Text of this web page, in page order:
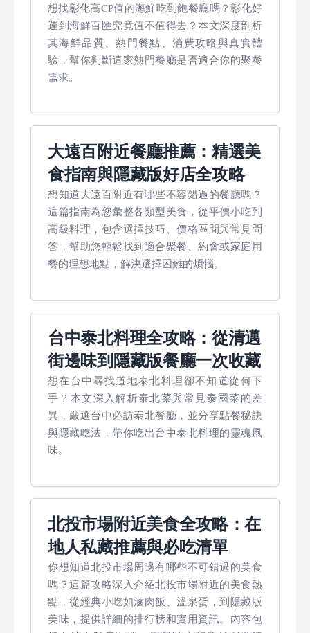
想找彰化高CP值的海鮮吃到飽餐廳嗎？彰化好
運到海鮮百匯究竟值不值得去？本文深度剖析
其海鮮品質、熱門餐點、消費攻略與真實體
驗，幫你判斷這家熱門餐廳是否適合你的聚餐
需求。
大遠百附近餐廳推薦：精選美
食指南與隱藏版好店全攻略
想知道大遠百附近有哪些不容錯過的餐廳嗎？
這篇指南為您彙整各類型美食，從平價小吃到
高級料理，包含選擇技巧、價格區間與常見問
答，幫助您輕鬆找到適合聚餐、約會或家庭用
餐的理想地點，解決選擇困難的煩惱。
台中泰北料理全攻略：從清邁
街邊味到隱藏版餐廳一次收藏
想在台中尋找道地泰北料理卻不知道從何下
手？本文深入解析泰北菜與常見泰國菜的差
異，嚴選台中必訪泰北餐廳，並分享點餐秘訣
與隱藏吃法，帶你吃出台中泰北料理的靈魂風
味。
北投市場附近美食全攻略：在
地人私藏推薦與必吃清單
你想知道北投市場周邊有哪些不可錯過的美食
嗎？這篇攻略深入介紹北投市場附近的美食熱
點，從經典小吃如滷肉飯、溫泉蛋，到隱藏版
美味，提供詳細的排行榜和實用資訊。內容包